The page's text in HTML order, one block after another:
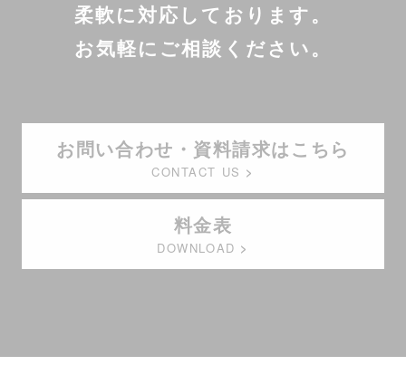
柔軟に対応しております。
お気軽にご相談ください。
お問い合わせ・資料請求はこちら
CONTACT US
料金表
DOWNLOAD